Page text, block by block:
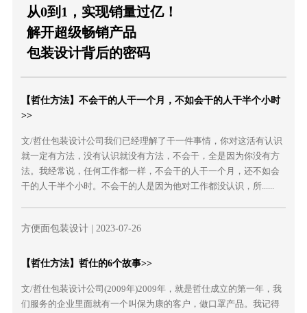
从0到1，实现销量过亿！
解开超级畅销产品
包装设计背后的密码
【哲仕方法】不会干的人干一个月，不如会干的人干半个小时
>>
文/哲仕包装设计公司我们已经理解了干一件事情，你对这活有认识
就一定有方法，没有认识就没有方法，不会干，全是因为你没有方
法。我经常说，任何工作都一样，不会干的人干一个月，还不如会
干的人干半个小时。不会干的人是因为他对工作都没认识，所......
方便面包装设计| 2023-07-26
【哲仕方法】哲仕的6个故事>>
文/哲仕包装设计公司(2009年)2009年，就是哲仕成立的第一年，我
们服务的企业里面就有一个叫保为康的客户，做口罩产品。我记得